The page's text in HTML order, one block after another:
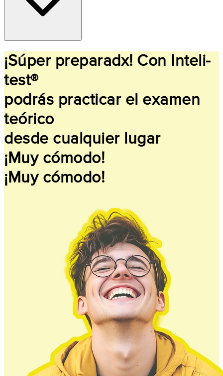
¡Súper preparadx! Con Inteli-
test®
podrás practicar el examen
teórico
desde cualquier lugar
¡Muy cómodo!
¡Muy cómodo!